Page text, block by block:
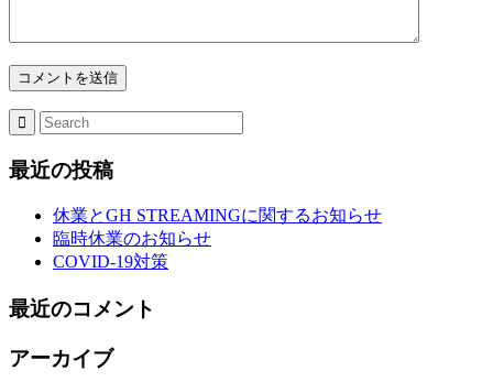
最近の投稿
休業とGH STREAMINGに関するお知らせ
臨時休業のお知らせ
COVID-19対策
最近のコメント
アーカイブ